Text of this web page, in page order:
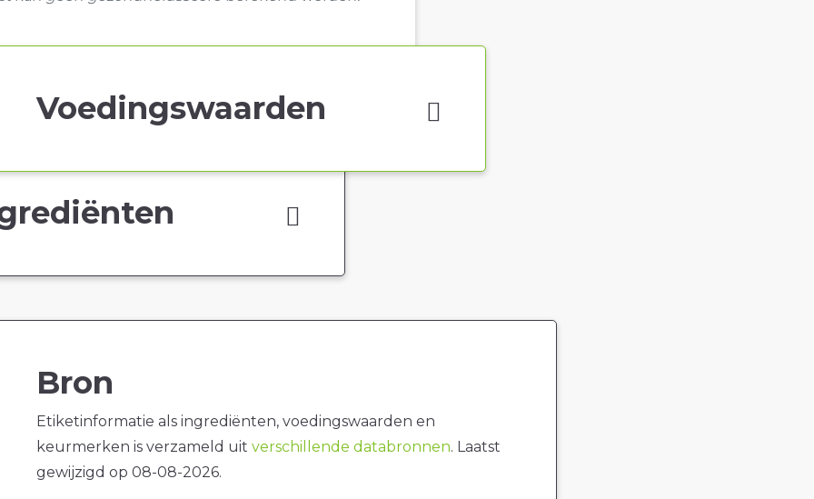
Voedingswaarden
Bron
Etiketinformatie als ingrediënten, voedingswaarden en
keurmerken is verzameld uit verschillende databronnen. Laatst
gewijzigd op 08-08-2026.